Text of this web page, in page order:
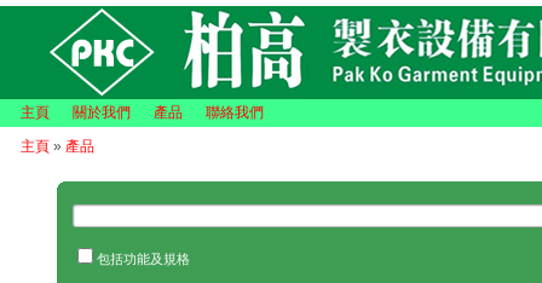
主頁 關於我們 產品
聯絡我們
主頁 » 產品
包括功能及規格